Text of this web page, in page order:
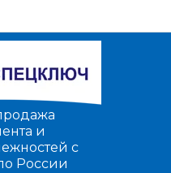
и
с
России